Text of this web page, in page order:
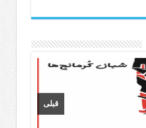
قبلی